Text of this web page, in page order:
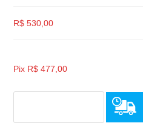
R$ 530,00
Pix R$ 477,00